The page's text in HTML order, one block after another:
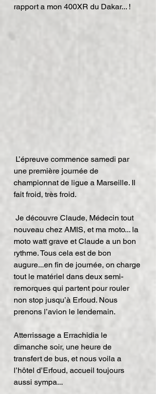
rapport a mon 400XR du Dakar... !
une première journée de
championnat de ligue a Marseille. Il
fait froid, très froid.
nouveau chez AMIS, et ma moto... la
moto watt grave et Claude a un bon
rythme. Tous cela est de bon
augure...en fin de journée, on charge
tout le matériel dans deux semi-
remorques qui partent pour rouler
non stop jusqu’à Erfoud. Nous
prenons l’avion le lendemain.
Atterrissage a Errachidia le
dimanche soir, une heure de
transfert de bus, et nous voila a
l’hôtel d’Erfoud, accueil toujours
aussi sympa...